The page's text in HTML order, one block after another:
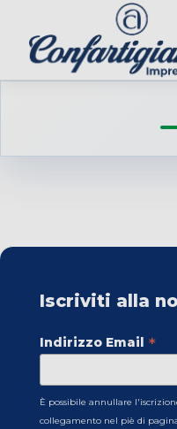
Iscriviti alla
Indirizzo Email *
È possibile annullare
collegamento nel piè di